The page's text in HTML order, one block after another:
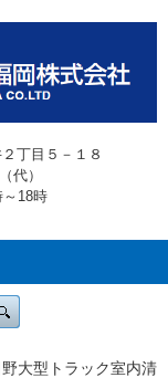
丁目５－１８
代）
18時
野大型トラック室内清